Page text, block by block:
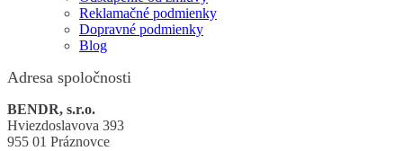
Reklamačné podmienky
Dopravné podmienky
Blog
Adresa spoločnosti
BENDR, s.r.o.
Hviezdoslavova 393
955 01 Práznovce